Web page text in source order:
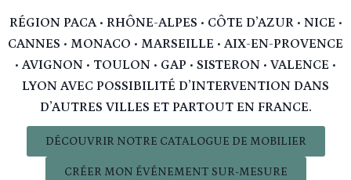
RÉGION PACA • RHÔNE-ALPES • CÔTE D’AZUR • NICE •
CANNES • MONACO • MARSEILLE • AIX-EN-PROVENCE
• AVIGNON • TOULON • GAP • SISTERON • VALENCE •
LYON AVEC POSSIBILITÉ D’INTERVENTION DANS
D’AUTRES VILLES ET PARTOUT EN FRANCE.
DÉCOUVRIR NOTRE CATALOGUE DE MOBILIER
CRÉER MON ÉVÉNEMENT SUR-MESURE